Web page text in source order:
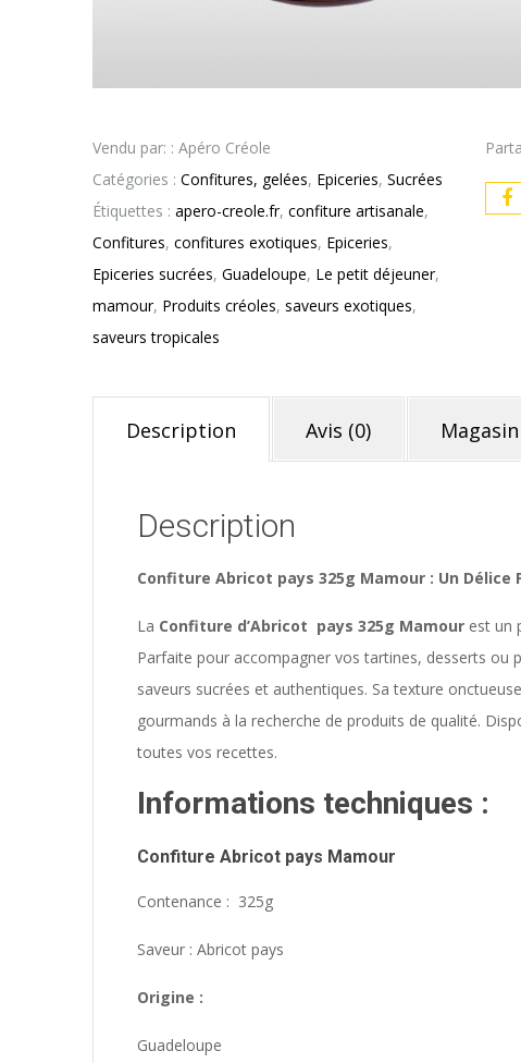
Vendu par: : Apéro Créole
Catégories : Confitures, gelées, Epiceries, Sucrées
Étiquettes : apero-creole.fr, confiture artisanale,
Confitures, confitures exotiques, Epiceries,
Epiceries sucrées, Guadeloupe, Le petit déjeuner,
mamour, Produits créoles, saveurs exotiques,
saveurs tropicales
Description Avis (0) Magasin
Description
Confiture Abricot pays 325g Mamour : Un
La Confiture d’Abricot pays 325g Mamour est un
Parfaite pour accompagner vos tartines, desserts
saveurs sucrées et authentiques. Sa texture
gourmands à la recherche de produits de qualité.
toutes vos recettes.
Informations techniques :
Confiture Abricot pays Mamour
Contenance : 325g
Saveur : Abricot pays
Origine :
Guadeloupe